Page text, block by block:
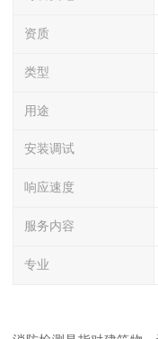
资质
类型
用途
安装调试
响应速度
服务内容
专业